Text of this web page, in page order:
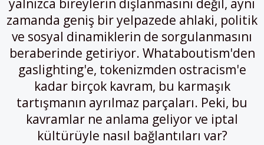
yalnızca bireylerin dışlanmasını değil, aynı
zamanda geniş bir yelpazede ahlaki, politik
ve sosyal dinamiklerin de sorgulanmasını
beraberinde getiriyor. Whataboutism'den
gaslighting'e, tokenizmden ostracism'e
kadar birçok kavram, bu karmaşık
tartışmanın ayrılmaz parçaları. Peki, bu
kavramlar ne anlama geliyor ve iptal
kültürüyle nasıl bağlantıları var?